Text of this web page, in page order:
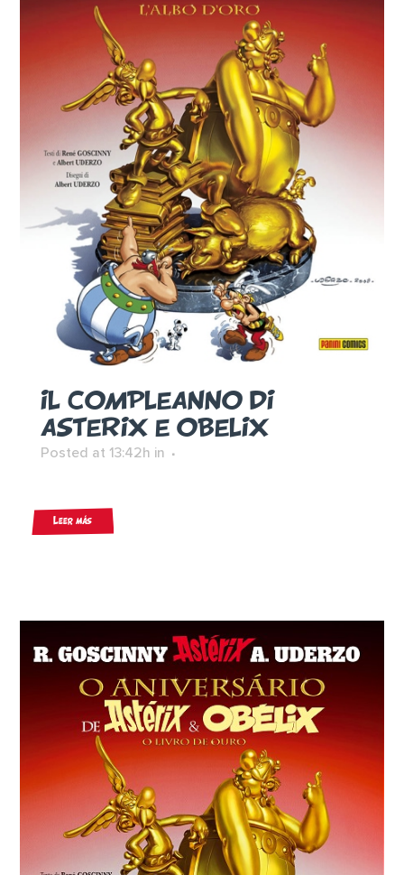
IL COMPLEANNO DI
ASTERIX E OBELIX
Posted at 13:42h in
Leer más